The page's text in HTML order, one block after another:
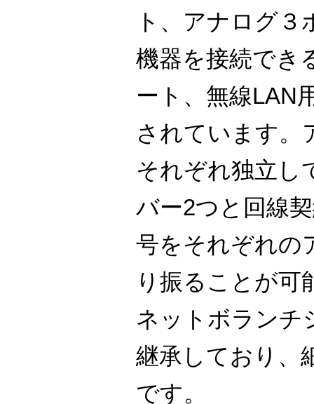
ト、アナログ
機器を接続でき
ート、無線LAN
されています。
それぞれ独立し
バー2つと回線
号をそれぞれの
り振ることが可
ネットボランチ
継承しており、
です。